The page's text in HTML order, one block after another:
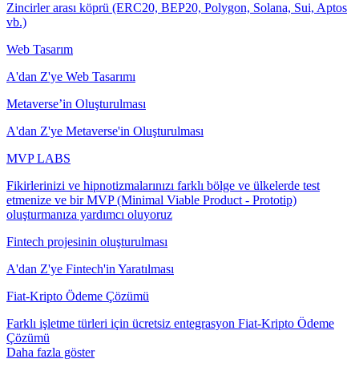
Zincirler arası köprü (ERC20, BEP20, Polygon, Solana, Sui, Aptos
vb.)
Web Tasarım
A'dan Z'ye Web Tasarımı
Metaverse’in Oluşturulması
A'dan Z'ye Metaverse'in Oluşturulması
MVP LABS
Fikirlerinizi ve hipnotizmalarınızı farklı bölge ve ülkelerde test
etmenize ve bir MVP (Minimal Viable Product - Prototip)
oluşturmanıza yardımcı oluyoruz
Fintech projesinin oluşturulması
A'dan Z'ye Fintech'in Yaratılması
Fiat-Kripto Ödeme Çözümü
Farklı işletme türleri için ücretsiz entegrasyon Fiat-Kripto Ödeme
Çözümü
Daha fazla göster